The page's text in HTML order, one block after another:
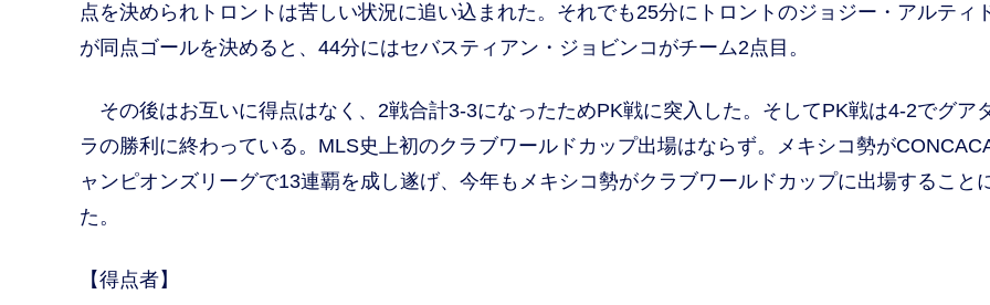
点を決められトロントは苦しい状況に追い込まれた。それでも25分にトロントのジョジー・アルティ
が同点ゴールを決めると、44分にはセバスティアン・ジョビンコがチーム2点目。
その後はお互いに得点はなく、2戦合計3-3になったためPK戦に突入した。そしてPK戦は4-2でグア
ラの勝利に終わっている。MLS史上初のクラブワールドカップ出場はならず。メキシコ勢が
ャンピオンズリーグで13連覇を成し遂げ、今年もメキシコ勢がクラブワールドカップに出場すること
た。
【得点者】